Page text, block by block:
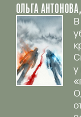
ОЛЬГА
у